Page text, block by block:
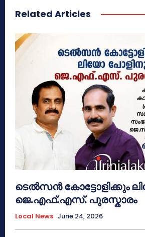
Related Articles
ടെൽസൻ കോട്ടോളിക്കും
ജെ.എഫ്.എസ്. പുരസ്കാരം
Local News June 24, 2026